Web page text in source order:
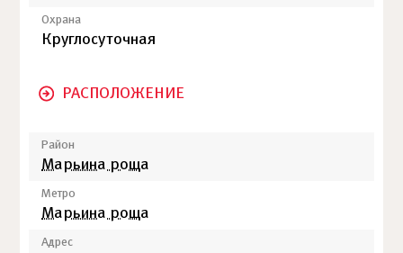
Охрана
Круглосуточная
РАСПОЛОЖЕНИЕ
Район
Марьина роща
Метро
Марьина роща
Адрес